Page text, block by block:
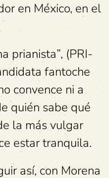
en México, en el
prianista”, (PRI-
fantoche
convence ni a
quién sabe qué
la más vulgar
estar tranquila.
así, con Morena